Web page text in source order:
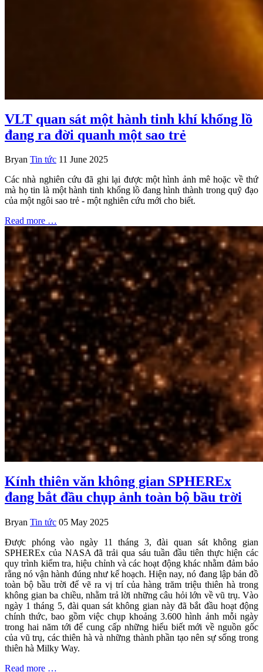
VLT quan sát một hành tinh khí khổng lồ
đang ra đời quanh một sao trẻ
Bryan Tin tức 11 June 2025
Các nhà nghiên cứu đã ghi lại được một hình ảnh mê hoặc về thứ
mà họ tin là một hành tinh khổng lồ đang hình thành trong quỹ đạo
của một ngôi sao trẻ - một nghiên cứu mới cho biết.
Read more …
Kính thiên văn không gian SPHEREx
đang bắt đầu chụp ảnh toàn bộ bầu trời
Bryan Tin tức 05 May 2025
Được phóng vào ngày 11 tháng 3, đài quan sát không gian
SPHEREx của NASA đã trải qua sáu tuần đầu tiên thực hiện các
quy trình kiểm tra, hiệu chỉnh và các hoạt động khác nhằm đảm bảo
rằng nó vận hành đúng như kế hoạch. Hiện nay, nó đang lập bản đồ
toàn bộ bầu trời để vẽ ra vị trí của hàng trăm triệu thiên hà trong
không gian ba chiều, nhằm trả lời những câu hỏi lớn về vũ trụ. Vào
ngày 1 tháng 5, đài quan sát không gian này đã bắt đầu hoạt động
chính thức, bao gồm việc chụp khoảng 3.600 hình ảnh mỗi ngày
trong hai năm tới để cung cấp những hiểu biết mới về nguồn gốc
của vũ trụ, các thiên hà và những thành phần tạo nên sự sống trong
thiên hà Milky Way.
Read more …